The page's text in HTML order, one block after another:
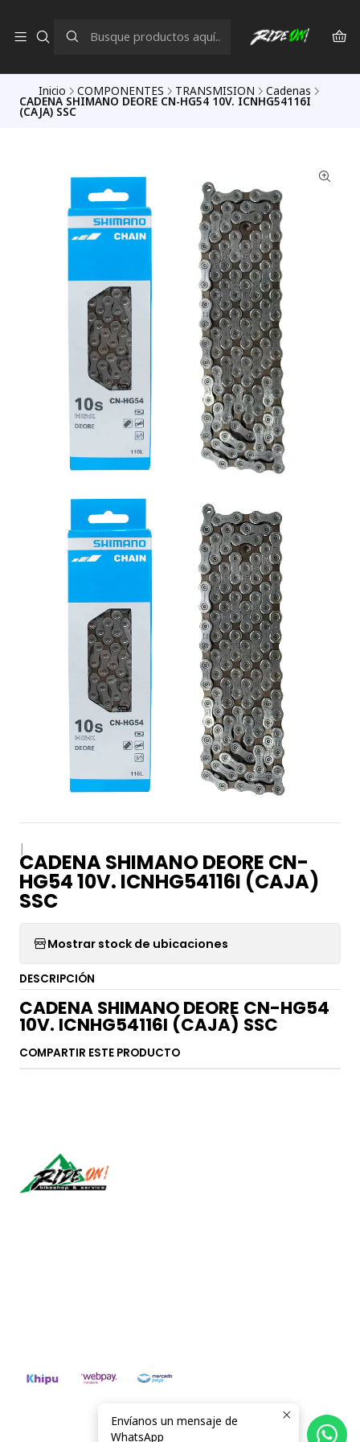
Inicio COMPONENTES TRANSMISION Cadenas
CADENA SHIMANO DEORE CN-HG54 10V. ICNHG54116I
(CAJA) SSC
|
CADENA SHIMANO DEORE CN-
HG54 10V. ICNHG54116I (CAJA)
SSC
Mostrar stock de ubicaciones
DESCRIPCIÓN
CADENA SHIMANO DEORE CN-HG54
10V. ICNHG54116I (CAJA) SSC
COMPARTIR ESTE PRODUCTO
Envíanos un mensaje de
WhatsApp